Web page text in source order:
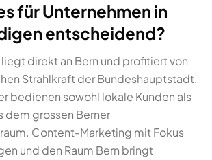
für Unternehmen in
entscheidend?
direkt an Bern und profitiert von
Strahlkraft der Bundeshauptstadt.
bedienen sowohl lokale Kunden als
dem grossen Berner
Content-Marketing mit Fokus
und den Raum Bern bringt